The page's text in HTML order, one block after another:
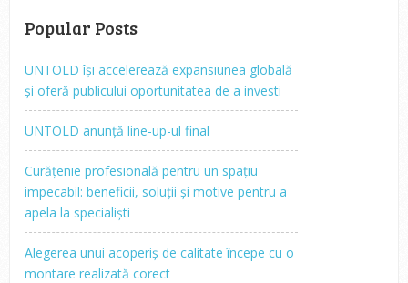
Popular Posts
UNTOLD își accelerează expansiunea globală
și oferă publicului oportunitatea de a investi
UNTOLD anunță line-up-ul final
Curățenie profesională pentru un spațiu
impecabil: beneficii, soluții și motive pentru a
apela la specialiști
Alegerea unui acoperiș de calitate începe cu o
montare realizată corect